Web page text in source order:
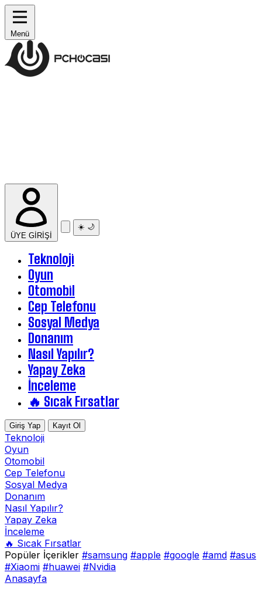
Menü
ÜYE GİRİŞİ
☀️ 🌙
Teknoloji
Oyun
Otomobil
Cep Telefonu
Sosyal Medya
Donanım
Nasıl Yapılır?
Yapay Zeka
İnceleme
🔥 Sıcak Fırsatlar
Giriş Yap Kayıt Ol
Teknoloji
Oyun
Otomobil
Cep Telefonu
Sosyal Medya
Donanım
Nasıl Yapılır?
Yapay Zeka
İnceleme
🔥 Sıcak Fırsatlar
Popüler İçerikler #samsung #apple #google #amd #asus
#Xiaomi #huawei #Nvidia
Anasayfa